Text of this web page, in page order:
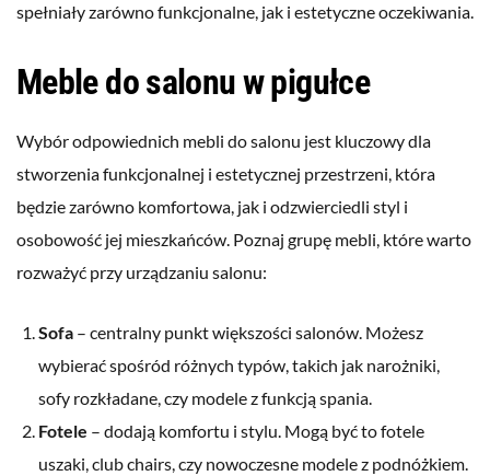
spełniały zarówno funkcjonalne, jak i estetyczne oczekiwania.
Meble do salonu w pigułce
Wybór odpowiednich mebli do salonu jest kluczowy dla
stworzenia funkcjonalnej i estetycznej przestrzeni, która
będzie zarówno komfortowa, jak i odzwierciedli styl i
osobowość jej mieszkańców. Poznaj grupę mebli, które warto
rozważyć przy urządzaniu salonu:
Sofa – centralny punkt większości salonów. Możesz
wybierać spośród różnych typów, takich jak narożniki,
sofy rozkładane, czy modele z funkcją spania.
Fotele – dodają komfortu i stylu. Mogą być to fotele
uszaki, club chairs, czy nowoczesne modele z podnóżkiem.